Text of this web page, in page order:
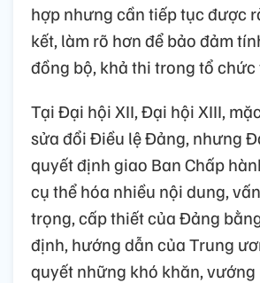
hợp nhưng cần tiếp tục được
kết, làm rõ hơn để bảo đảm
đồng bộ, khả thi trong tổ chức
Tại Đại hội XII, Đại hội XIII,
sửa đổi Điều lệ Đảng, nhưng
quyết định giao Ban Chấp
cụ thể hóa nhiều nội dung,
trọng, cấp thiết của Đảng
định, hướng dẫn của Trung
quyết những khó khăn,